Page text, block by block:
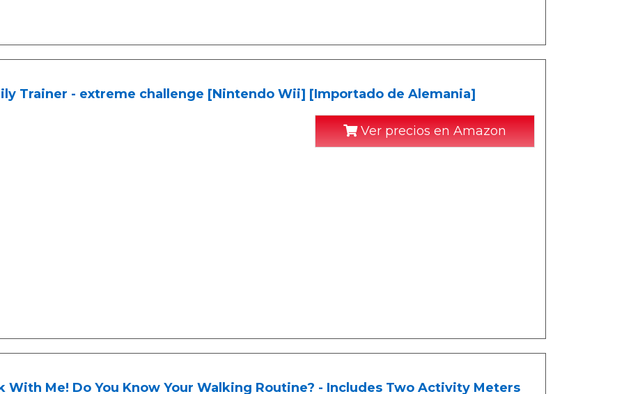
Trainer - extreme challenge [Nintendo Wii] [Importado de Alemania]
Ver precios en Amazon
With Me! Do You Know Your Walking Routine? - Includes Two Activity Meters